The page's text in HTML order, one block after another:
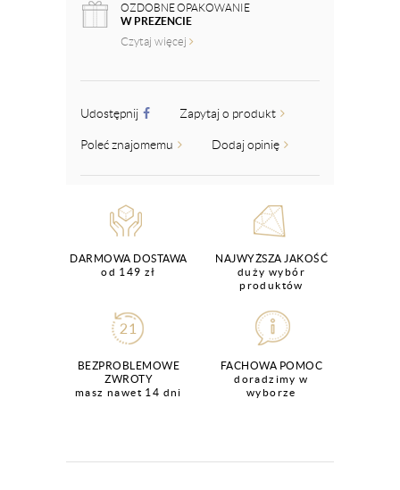
OZDOBNE OPAKOWANIE
W PREZENCIE
Czytaj więcej
Udostępnij Zapytaj o produkt
Poleć znajomemu Dodaj opinię
DARMOWA DOSTAWA
od 149 zł
NAJWYŻSZA JAKOŚĆ
duży wybór
produktów
BEZPROBLEMOWE
ZWROTY
masz nawet 14 dni
FACHOWA POMOC
doradzimy w
wyborze